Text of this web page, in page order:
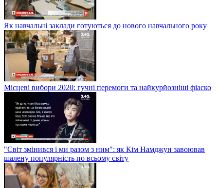
Як навчальні заклади готуються до нового навчального року
Місцеві вибори 2020: гучні перемоги та найкурйозніші фіаско
"Світ змінився і ми разом з ним": як Кім Намджун завоював
шалену популярність по всьому світу